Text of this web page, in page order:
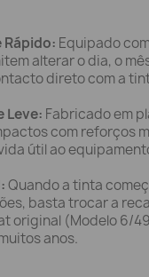
Rápido: Equipado
alterar o dia, o
direto com a
Leve: Fabricado em
com reforços
útil ao
Quando a tinta
basta trocar a
original (Modelo 6/
anos.